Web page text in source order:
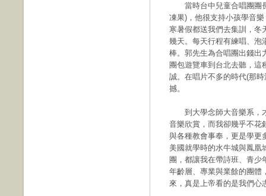
當時台中兒童合唱團團長
凍果)，他很支持小孩學音
寒暑假都送我們去集訓，冬
幾天。每天行程有練唱、泡
棒。郭先生為合唱團出錢出
團包遊覽車到台北去聽，
誠。在唱片不多的時代(那
撼。
到大學念師大音樂系，才
音樂欣賞，而我卻幾乎不花
與各種教會事奉，更是學更
美國就學時的水牛城與鳳凰
團，都讓我在帶詩班、青
年齡層、專業與業餘的團體
來，真是上帝看的是我們心